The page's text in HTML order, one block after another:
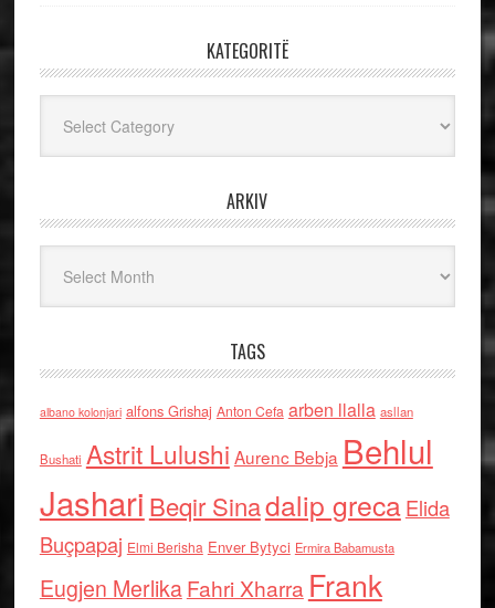
KATEGORITË
ARKIV
TAGS
albano kolonjari alfons Grishaj Anton Cefa arben llalla asllan
Bushati Astrit Lulushi Aurenc Bebja Behlul
Jashari Beqir Sinadalip grecaElida
Buçpapaj Elmi Berisha Enver Bytyci Ermira Babamusta
Eugjen MerlikaFahri Xharra Frank